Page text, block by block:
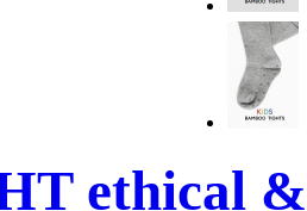
ethical